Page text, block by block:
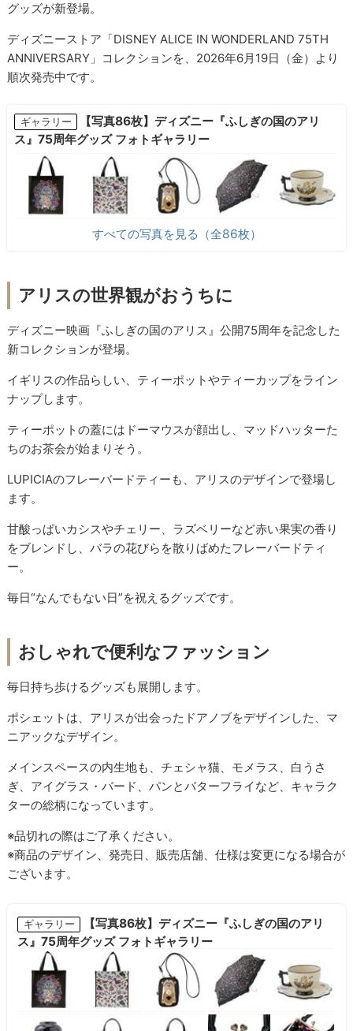
グッズが新登場。
ディズニーストア「DISNEY ALICE IN WONDERLAND 75TH
ANNIVERSARY」コレクションを、2026年6月19日（金）より
順次発売中です。
ギャラリー
【写真86枚】ディズニー『ふしぎの国のアリ
ス』75周年グッズ フォトギャラリー
すべての写真を見る（全86枚）
アリスの世界観がおうちに
ディズニー映画『ふしぎの国のアリス』公開75周年を記念した
新コレクションが登場。
イギリスの作品らしい、ティーポットやティーカップをライン
ナップします。
ティーポットの蓋にはドーマウスが顔出し、マッドハッターた
ちのお茶会が始まりそう。
LUPICIAのフレーバードティーも、アリスのデザインで登場し
ます。
甘酸っぱいカシスやチェリー、ラズベリーなど赤い果実の香り
をブレンドし、バラの花びらを散りばめたフレーバードティ
ー。
毎日“なんでもない日”を祝えるグッズです。
おしゃれで便利なファッション
毎日持ち歩けるグッズも展開します。
ポシェットは、アリスが出会ったドアノブをデザインした、マ
ニアックなデザイン。
メインスペースの内生地も、チェシャ猫、モメラス、白うさ
ぎ、アイグラス・バード、パンとバターフライなど、キャラク
ターの総柄になっています。
※品切れの際はご了承ください。
※商品のデザイン、発売日、販売店舗、仕様は変更になる場合が
ございます。
ギャラリー
【写真86枚】ディズニー『ふしぎの国のアリ
ス』75周年グッズ フォトギャラリー